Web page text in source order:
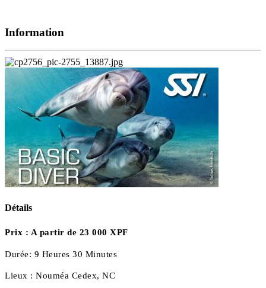
Information
Détails
Prix : A partir de 23 000 XPF
Durée: 9 Heures 30 Minutes
Lieux : Nouméa Cedex, NC